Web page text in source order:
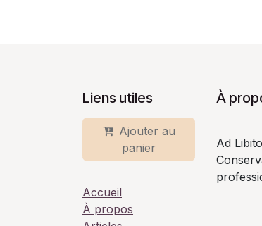
Liens utiles
Ajouter au
panier
Accueil
À propos
À
Ad